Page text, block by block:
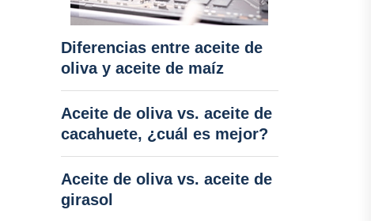
Diferencias entre aceite de
oliva y aceite de maíz
Aceite de oliva vs. aceite de
cacahuete, ¿cuál es mejor?
Aceite de oliva vs. aceite de
girasol